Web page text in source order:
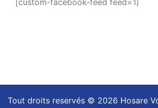
[custom-facebook-feed feed=1]
Tout droits reservés © 2026 Hosare